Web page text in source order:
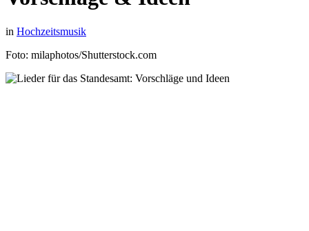
in Hochzeitsmusik
Foto: milaphotos/Shutterstock.com